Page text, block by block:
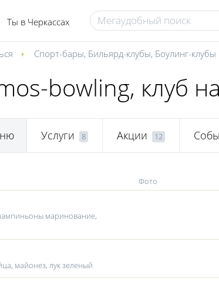
Ты в Черкассах
Спорт-бары, Бильярд-клубы, Боулинг-клубы
bowling, клуб
Услуги 8 Акции 12
Фото
маринование,
майонез, лук зеленый